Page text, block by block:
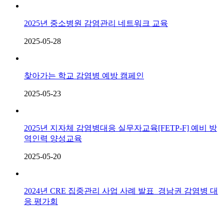
2025년 중소병원 감염관리 네트워크 교육
2025-05-28
찾아가는 학교 감염병 예방 캠페인
2025-05-23
2025년 지자체 감염병대응 실무자교육[FETP-F] 예비 방
역인력 양성교육
2025-05-20
2024년 CRE 집중관리 사업 사례 발표_경남권 감염병 대
응 평가회